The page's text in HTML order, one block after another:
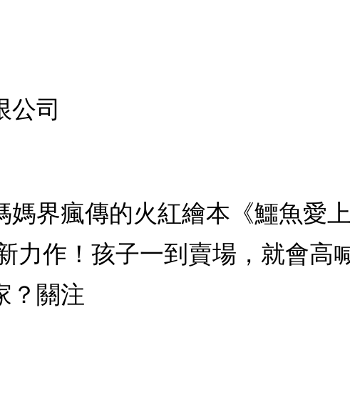
公司
界瘋傳的火紅繪本《鱷魚愛
力作！孩子一到賣場，就會高
？關注